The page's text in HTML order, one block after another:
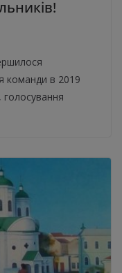
команди в 2019
голосування